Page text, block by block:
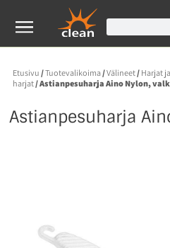
Etusivu /Tuotevalikoima/Välineet/ Harjat
harjat/ Astianpesuharja Aino Nylon,
Astianpesuharja